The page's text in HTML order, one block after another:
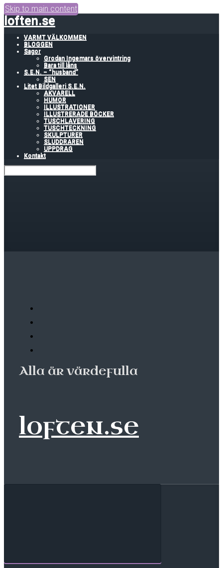
Skip to main content
loften.se
VARMT VÄLKOMMEN
BLOGGEN
Sagor
Grodan Ingemars övervintring
Bara till låns
S.E.N. – “husband”
SEN
Litet Bildgalleri S.E.N.
AKVARELL
HUMOR
ILLUSTRATIONER
ILLUSTRERADE BÖCKER
TUSCHLAVERING
TUSCHTECKNING
SKULPTURER
SLUDDRAREN
UPPDRAG
Kontakt
Alla är värdefulla
loften.se